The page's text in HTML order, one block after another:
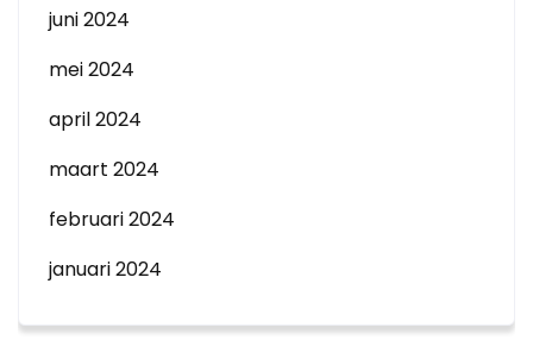
juni 2024
mei 2024
april 2024
maart 2024
februari 2024
januari 2024